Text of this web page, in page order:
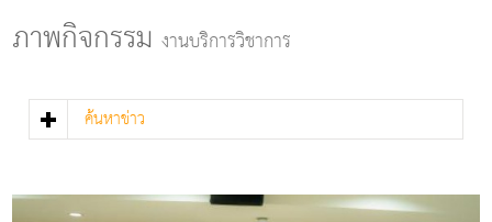
v
t
ภาพกิจกรรมงานบริการวิชาการ
ค้นหาข่าว